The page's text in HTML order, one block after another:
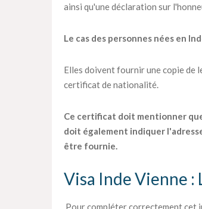
ainsi qu'une déclaration sur
Le cas des personnes nées en
Elles doivent fournir une copie de
certificat de nationalité.
Ce certificat doit mentionner
doit également indiquer
être fournie.
Visa Inde Vienne
Pour compléter correctement cet